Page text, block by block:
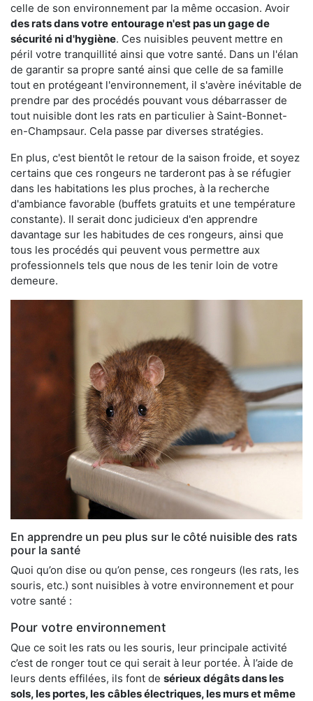
celle de son environnement par la même occasion. Avoir
des rats dans votre entourage n'est pas un gage de
sécurité ni d'hygiène. Ces nuisibles peuvent mettre en
péril votre tranquillité ainsi que votre santé. Dans un l'élan
de garantir sa propre santé ainsi que celle de sa famille
tout en protégeant l'environnement, il s'avère inévitable de
prendre par des procédés pouvant vous débarrasser de
tout nuisible dont les rats en particulier à Saint-Bonnet-
en-Champsaur. Cela passe par diverses stratégies.
En plus, c'est bientôt le retour de la saison froide, et soyez
certains que ces rongeurs ne tarderont pas à se réfugier
dans les habitations les plus proches, à la recherche
d'ambiance favorable (buffets gratuits et une température
constante). Il serait donc judicieux d'en apprendre
davantage sur les habitudes de ces rongeurs, ainsi que
tous les procédés qui peuvent vous permettre aux
professionnels tels que nous de les tenir loin de votre
demeure.
En apprendre un peu plus sur le côté nuisible des rats
pour la santé
Quoi qu’on dise ou qu’on pense, ces rongeurs (les rats, les
souris, etc.) sont nuisibles à votre environnement et pour
votre santé :
Pour votre environnement
Que ce soit les rats ou les souris, leur principale activité
c’est de ronger tout ce qui serait à leur portée. À l’aide de
leurs dents effilées, ils font de sérieux dégâts dans les
sols, les portes, les câbles électriques, les murs et même